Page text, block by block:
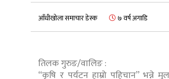
आँधीखोला समाचार डेस्क ७ वर्ष अगाडि
तिलक गुरुङ/वालिङ :
“कृषि र पर्यटन हाम्रो पहिचान”